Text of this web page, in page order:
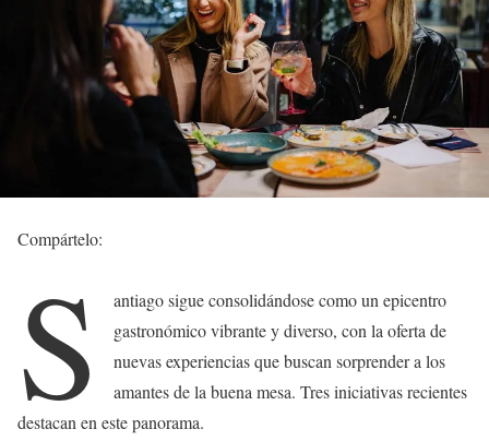
Compártelo:
S
antiago sigue consolidándose como un epicentro
gastronómico vibrante y diverso, con la oferta de
nuevas experiencias que buscan sorprender a los
amantes de la buena mesa. Tres iniciativas recientes
destacan en este panorama.